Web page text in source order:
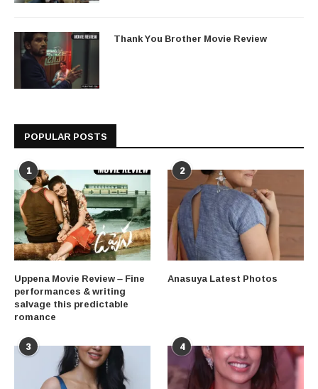
Thank You Brother Movie Review
POPULAR POSTS
1
Uppena Movie Review – Fine
performances & writing
salvage this predictable
romance
2
Anasuya Latest Photos
3 4